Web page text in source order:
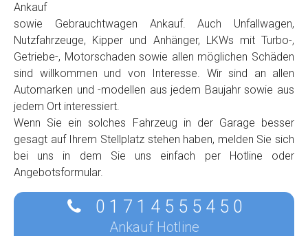
Ankauf
sowie Gebrauchtwagen Ankauf. Auch Unfallwagen,
Nutzfahrzeuge, Kipper und Anhänger, LKWs mit Turbo-,
Getriebe-, Motorschaden sowie allen möglichen Schäden
sind willkommen und von Interesse. Wir sind an allen
Automarken und -modellen aus jedem Baujahr sowie aus
jedem Ort interessiert.
Wenn Sie ein solches Fahrzeug in der Garage besser
gesagt auf Ihrem Stellplatz stehen haben, melden Sie sich
bei uns in dem Sie uns einfach per Hotline oder
Angebotsformular.
0 1 7 1 4 5 5 5 4 5 0
Ankauf Hotline